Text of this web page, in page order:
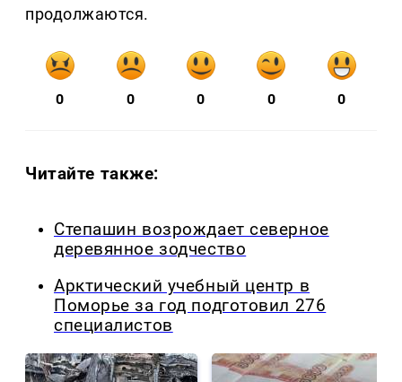
продолжаются.
0 0 0 0 0
Читайте также:
Степашин возрождает северное
деревянное зодчество
Арктический учебный центр в
Поморье за год подготовил 276
специалистов